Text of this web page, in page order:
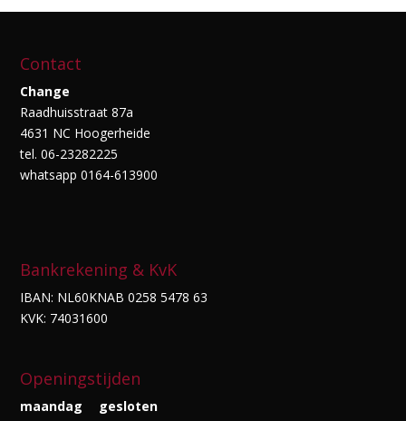
Contact
Change
Raadhuisstraat 87a
4631 NC Hoogerheide
tel. 06-23282225
whatsapp 0164-613900
Bankrekening & KvK
IBAN: NL60KNAB 0258 5478 63
KVK: 74031600
Openingstijden
maandag
gesloten